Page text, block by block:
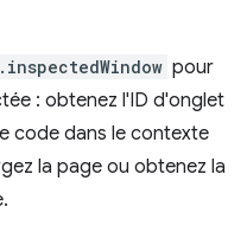
pour
: obtenez l'ID d'onglet
code dans le contexte
la page ou obtenez la